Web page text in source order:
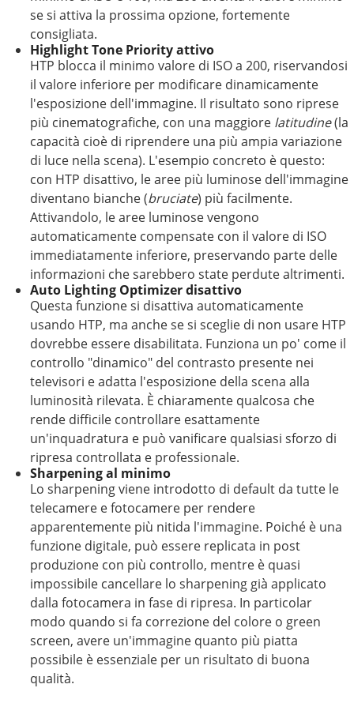
se si attiva la prossima opzione, fortemente
consigliata.
Highlight Tone Priority attivo
HTP blocca il minimo valore di ISO a 200, riservandosi
il valore inferiore per modificare dinamicamente
l'esposizione dell'immagine. Il risultato sono riprese
più cinematografiche, con una maggiore latitudine(la
capacità cioè di riprendere una più ampia variazione
di luce nella scena). L'esempio concreto è questo:
con HTP disattivo, le aree più luminose dell'immagine
diventano bianche (bruciate) più facilmente.
Attivandolo, le aree luminose vengono
automaticamente compensate con il valore di ISO
immediatamente inferiore, preservando parte delle
informazioni che sarebbero state perdute altrimenti.
Auto Lighting Optimizer disattivo
Questa funzione si disattiva automaticamente
usando HTP, ma anche se si sceglie di non usare HTP
dovrebbe essere disabilitata. Funziona un po' come il
controllo "dinamico" del contrasto presente nei
televisori e adatta l'esposizione della scena alla
luminosità rilevata. È chiaramente qualcosa che
rende difficile controllare esattamente
un'inquadratura e può vanificare qualsiasi sforzo di
ripresa controllata e professionale.
Sharpening al minimo
Lo sharpening viene introdotto di default da tutte le
telecamere e fotocamere per rendere
apparentemente più nitida l'immagine. Poiché è una
funzione digitale, può essere replicata in post
produzione con più controllo, mentre è quasi
impossibile cancellare lo sharpening già applicato
dalla fotocamera in fase di ripresa. In particolar
modo quando si fa correzione del colore o green
screen, avere un'immagine quanto più piatta
possibile è essenziale per un risultato di buona
qualità.